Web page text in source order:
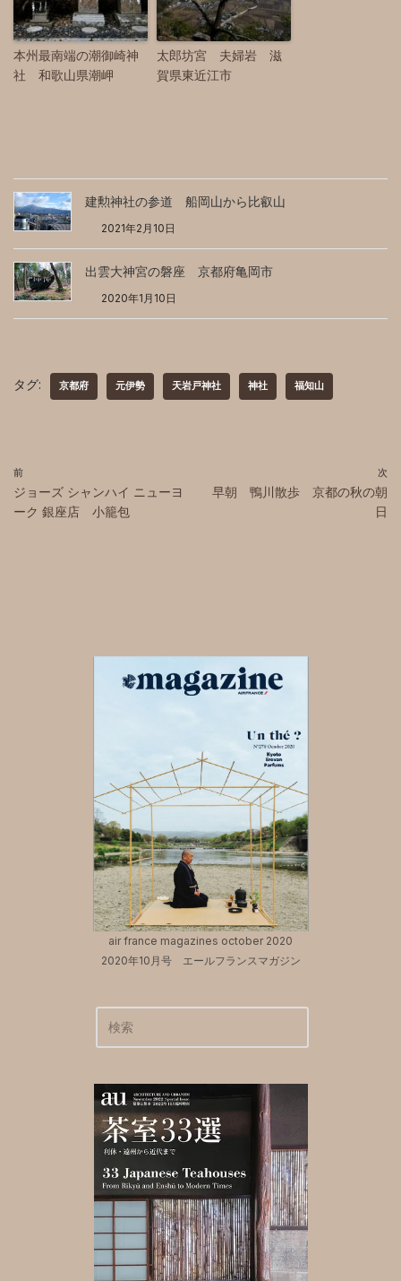
本州最南端の潮御崎神
社 和歌山県潮岬
太郎坊宮 夫婦岩 滋
賀県東近江市
建勲神社の参道 船岡山から比叡山
2021年2月10日
出雲大神宮の磐座 京都府亀岡市
2020年1月10日
タグ: 京都府 元伊勢 天岩戸神社 神社 福知山
前
ジョーズ シャンハイ ニューヨ
ーク 銀座店 小籠包
次
早朝 鴨川散歩 京都の秋の朝
日
air france magazines october 2020
2020年10月号 エールフランスマガジン